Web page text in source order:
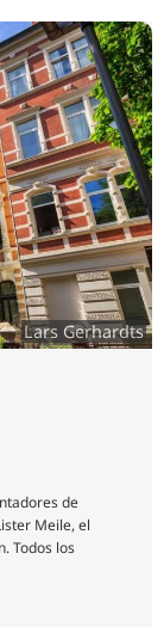
Lars Gerhardts
de
Meile, el
Todos los